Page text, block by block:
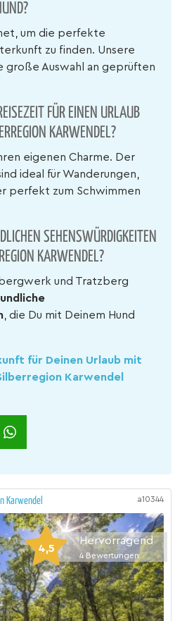
um die perfekte
zu finden. Unsere
Auswahl an geprüften
FÜR EINEN URLAUB
KARWENDEL?
eigenen Charme. Der
ideal für Wanderungen,
perfekt zum Schwimmen
SEHENSWÜRDIGKEITEN
KARWENDEL?
und Tratzberg
, die Du mit Deinem Hund
für Deinen Urlaub mit
Karwendel
Karwendel a10344
4,5
Hervorragend
4 Bewertungen